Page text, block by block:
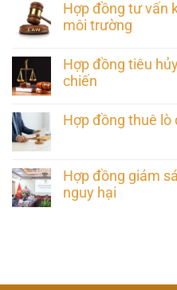
Hợp đồng tư vấn
môi trường
Hợp đồng tiêu
chiến
Hợp đồng thuê lò
Hợp đồng giám
nguy hại